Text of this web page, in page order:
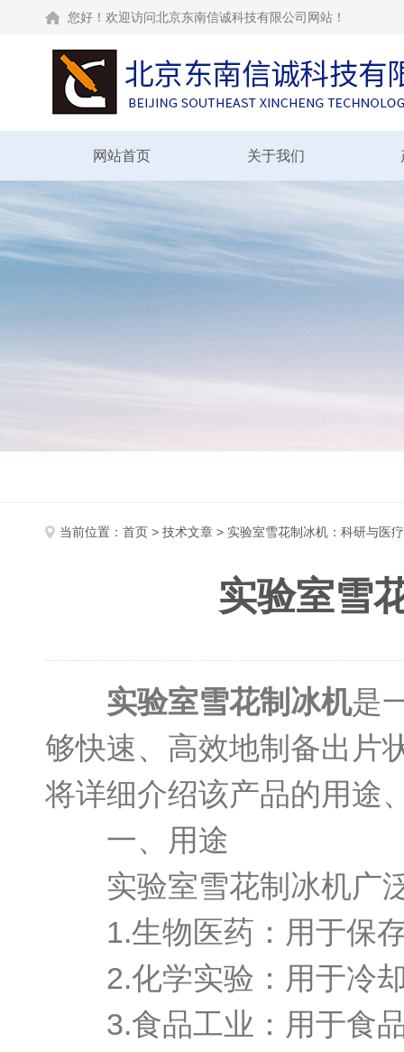
您好！欢迎访问北京东南信诚科技有限公司网站！
网站首页 关于我们
当前位置： 首页 > 技术文章 > 实验室雪花制冰机：科研与医
实验室雪
实验室雪花制冰机是
够快速、高效地制备出片
将详细介绍该产品的用途
一、用途
实验室雪花制冰机广
1.生物医药：用于保存
2.化学实验：用于冷却
3.食品工业：用于食品